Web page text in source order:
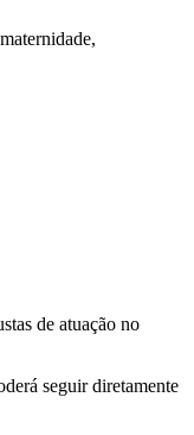
de atuação no
seguir diretamente